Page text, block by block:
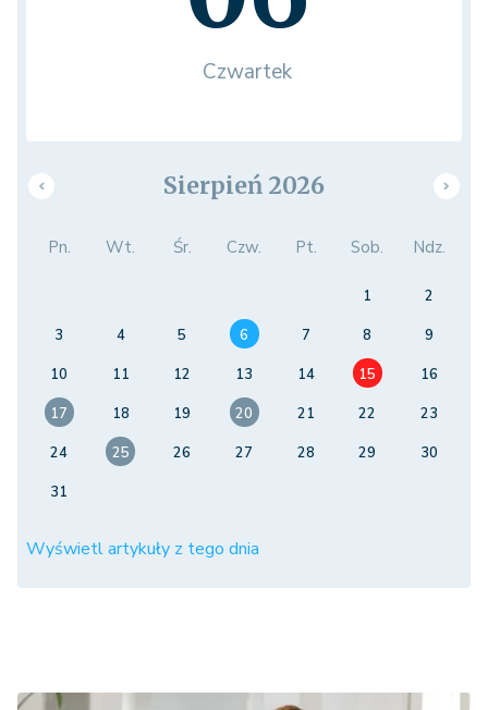
Czwartek
Sierpień 2026
Pn. Wt. Śr. Czw. Pt. Sob. Ndz.
1
2
3
4 5 6 7 8
9
10
11 12 13 14 15
16
17
18 19 20 21 22
23
24
25 26 27 28 29
30
31
Wyświetl artykuły z tego dnia